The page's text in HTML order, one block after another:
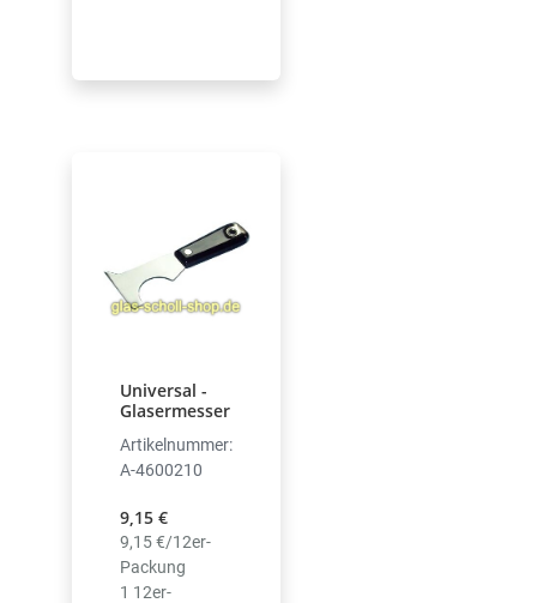
Universal -
Glasermesser
Artikelnummer:
A-4600210
9,15 €
9,15 €/12er-
Packung
1 12er-